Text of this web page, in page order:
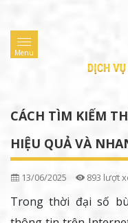
Menu
CÁCH TÌM KIẾM
HIỆU QUẢ VÀ
13/06/2025 893 lượt
Trong thời đại số